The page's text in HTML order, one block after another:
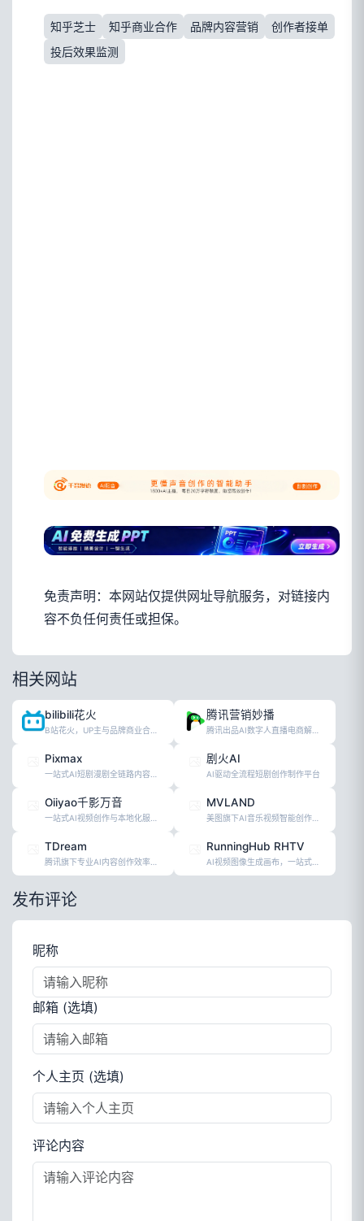
知乎芝士 知乎商业合作 品牌内容营销
创作者接单
投后效果监测
免责声明：本网站仅提供网址导航服务，对链接内
容不负任何责任或担保。
相关网站
bilibili花火
B站花火，UP主与品牌商业合作平台
腾讯营销妙播
腾讯出品AI数字人直播电商解决方案
Pixmax
一站式AI短剧漫剧全链路内容创作平台
剧火AI
AI驱动全流程短剧创作制作平台
Oiiyao千影万音
一站式AI视频创作与本地化服务平台
MVLAND
美图旗下AI音乐视频智能创作平台
TDream
腾讯旗下专业AI内容创作效率工具
RunningHub RHTV
AI视频图像生成画布，一站式内容创作工具
发布评论
昵称
邮箱 (选填)
个人主页 (选填)
评论内容